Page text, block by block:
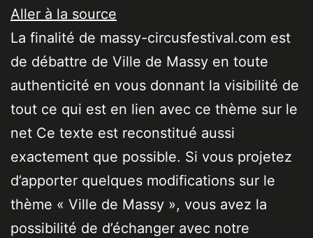
Aller à la source
La finalité de massy-circusfestival.com est
de débattre de Ville de Massy en toute
authenticité en vous donnant la visibilité de
tout ce qui est en lien avec ce thème sur le
net Ce texte est reconstitué aussi
exactement que possible. Si vous projetez
d’apporter quelques modifications sur le
thème « Ville de Massy », vous avez la
possibilité de d’échanger avec notre